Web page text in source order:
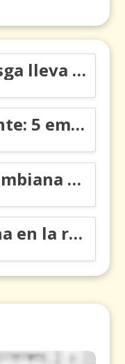
Carlos Manuel Vesga lleva el nombre de Colombia a los Emmy
Resiliencia migrante: 5 emociones y cómo gestionarlas
Tatiana Toro: colombiana que cambió la historia de las matemáticas
Ciencia colombiana en la revolución de los órganos en chips